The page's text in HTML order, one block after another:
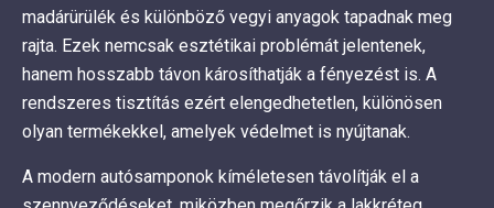
madárürülék és különböző vegyi anyagok tapadnak meg
rajta. Ezek nemcsak esztétikai problémát jelentenek,
hanem hosszabb távon károsíthatják a fényezést is. A
rendszeres tisztítás ezért elengedhetetlen, különösen
olyan termékekkel, amelyek védelmet is nyújtanak.
A modern autósamponok kíméletesen távolítják el a